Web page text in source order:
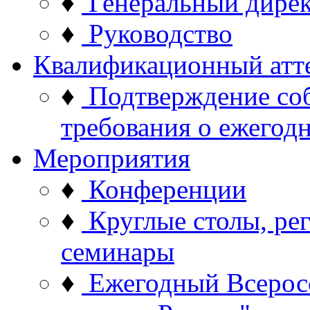
♦ Руководство
Квалификационный
♦ Подтверждение
требования о
Мероприятия
♦ Конференции
♦ Круглые столы,
семинары
♦ Ежегодный